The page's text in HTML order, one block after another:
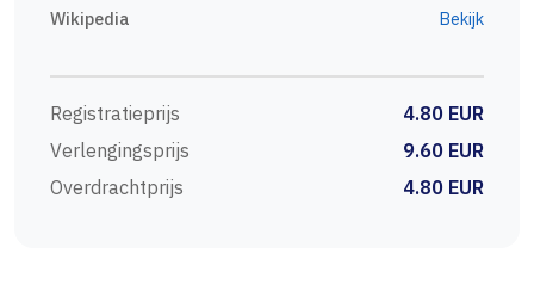
Wikipedia Bekijk
Registratieprijs
4.80 EUR
Verlengingsprijs
9.60 EUR
Overdrachtprijs
4.80 EUR